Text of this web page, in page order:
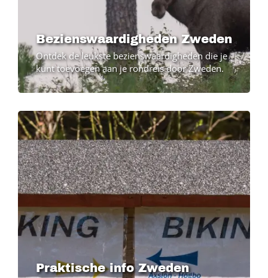
Bezienswaardigheden Zweden
Ontdek de leukste bezienswaardigheden die je
kunt toevoegen aan je rondreis door Zweden.
Praktische info Zweden